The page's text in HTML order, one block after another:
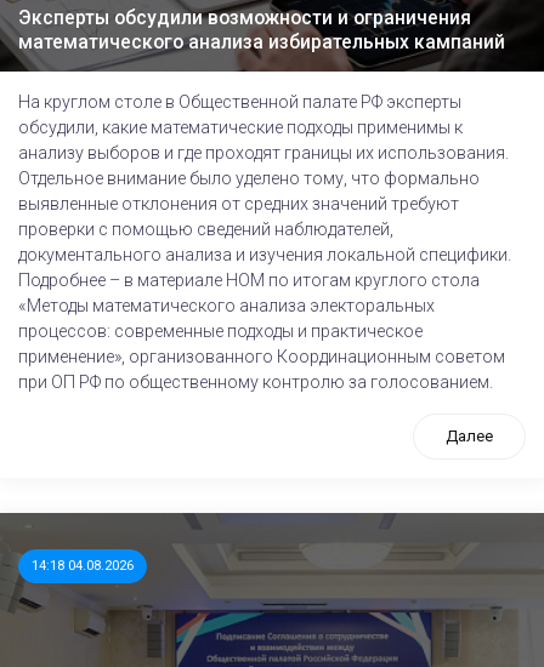
Эксперты обсудили возможности и ограничения
математического анализа избирательных кампаний
На круглом столе в Общественной палате РФ эксперты
обсудили, какие математические подходы применимы к
анализу выборов и где проходят границы их использования.
Отдельное внимание было уделено тому, что формально
выявленные отклонения от средних значений требуют
проверки с помощью сведений наблюдателей,
документального анализа и изучения локальной специфики.
Подробнее – в материале НОМ по итогам круглого стола
«Методы математического анализа электоральных
процессов: современные подходы и практическое
применение», организованного Координационным советом
при ОП РФ по общественному контролю за голосованием.
Далее
14:18 04.08.2026